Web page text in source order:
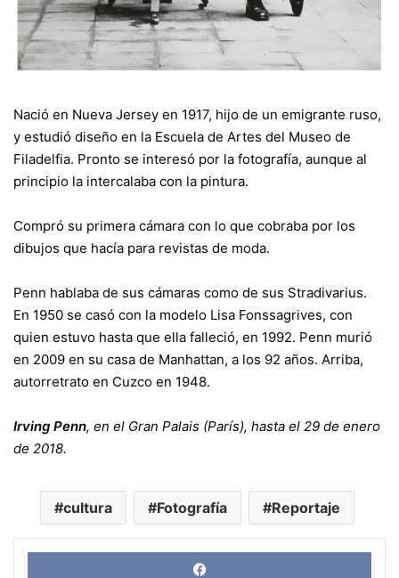
Nació en Nueva Jersey en 1917, hijo de un emigrante ruso,
y estudió diseño en la Escuela de Artes del Museo de
Filadelfia. Pronto se interesó por la fotografía, aunque al
principio la intercalaba con la pintura.
Compró su primera cámara con lo que cobraba por los
dibujos que hacía para revistas de moda.
Penn hablaba de sus cámaras como de sus Stradivarius.
En 1950 se casó con la modelo Lisa Fonssagrives, con
quien estuvo hasta que ella falleció, en 1992. Penn murió
en 2009 en su casa de Manhattan, a los 92 años. Arriba,
autorretrato en Cuzco en 1948.
Irving Penn, en el Gran Palais (París), hasta el 29 de enero
de 2018.
cultura Fotografía Reportaje